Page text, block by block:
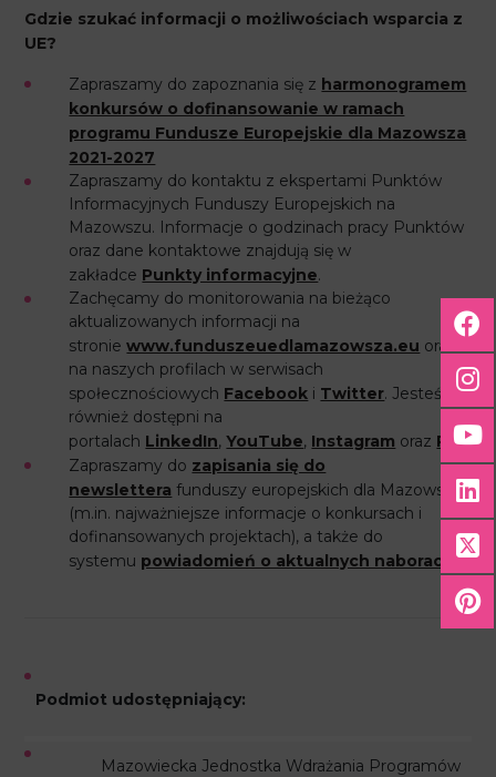
Gdzie szukać informacji o możliwościach wsparcia z
UE?
Zapraszamy do zapoznania się z harmonogramem
konkursów o dofinansowanie w ramach
programu Fundusze Europejskie dla Mazowsza
2021-2027
Zapraszamy do kontaktu z ekspertami Punktów
Informacyjnych Funduszy Europejskich na
Mazowszu. Informacje o godzinach pracy Punktów
oraz dane kontaktowe znajdują się w
zakładce Punkty informacyjne.
Zachęcamy do monitorowania na bieżąco
aktualizowanych informacji na
stroniewww.funduszeuedlamazowsza.eu oraz
na naszych profilach w serwisach
społecznościowych Facebook i Twitter. Jesteśmy
również dostępni na
portalach LinkedIn,YouTube, Instagram oraz
Zapraszamy do zapisania się do
newslettera funduszy europejskich dla Mazowsza
(m.in. najważniejsze informacje o konkursach i
dofinansowanych projektach), a także do
systemu powiadomień o aktualnych naborach
Podmiot udostępniający:
Mazowiecka Jednostka Wdrażania Programów